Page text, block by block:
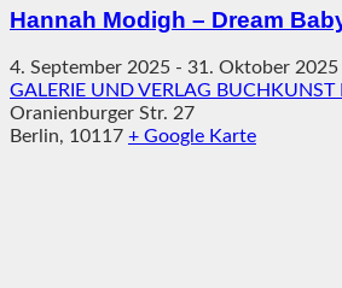
Hannah Modigh – Dream
4. September 2025 - 31. Oktober 2025
GALERIE UND VERLAG BUCHKUNST
Oranienburger Str. 27
Berlin, 10117 + Google Karte